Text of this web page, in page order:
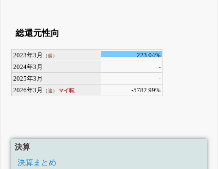
総還元性向
2023年3月 （個）
223.04%
2024年3月
-
2025年3月
-
2026年3月
（連） マイ転 -5782.99%
決算
決算まとめ